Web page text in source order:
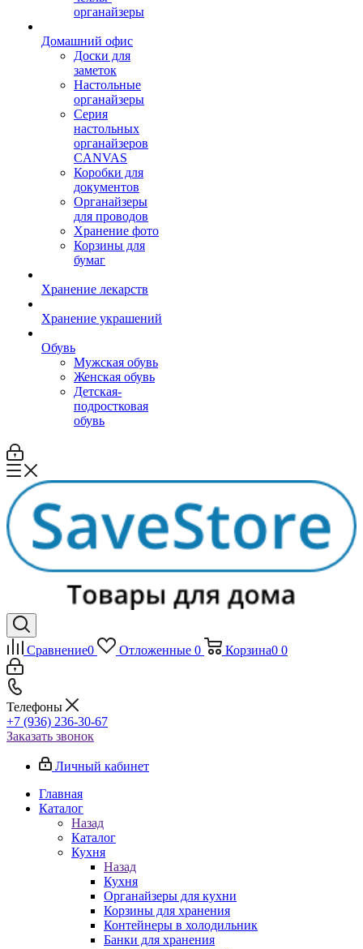
органайзеры
Домашний офис
Доски для
заметок
Настольные
органайзеры
Серия
настольных
органайзеров
CANVAS
Коробки для
документов
Органайзеры
для проводов
Хранение фото
Корзины для
бумаг
Хранение лекарств
Хранение украшений
Обувь
Мужская обувь
Женская обувь
Детская-
подростковая
обувь
Сравнение0 Отложенные 0 Корзина0 0
Телефоны
+7 (936) 236-30-67
Заказать звонок
Личный кабинет
Главная
Каталог
Назад
Каталог
Кухня
Назад
Кухня
Органайзеры для кухни
Корзины для хранения
Контейнеры в холодильник
Банки для хранения